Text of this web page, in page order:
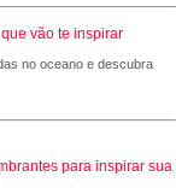
vão te inspirar
no oceano e descubra
para inspirar sua